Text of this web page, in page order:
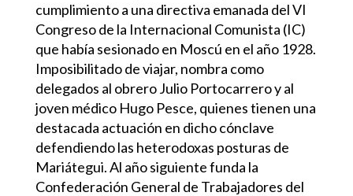
cumplimiento a una directiva emanada del VI
Congreso de la Internacional Comunista (IC)
que había sesionado en Moscú en el año 1928.
Imposibilitado de viajar, nombra como
delegados al obrero Julio Portocarrero y al
joven médico Hugo Pesce, quienes tienen una
destacada actuación en dicho cónclave
defendiendo las heterodoxas posturas de
Mariátegui. Al año siguiente funda la
Confederación General de Trabajadores del